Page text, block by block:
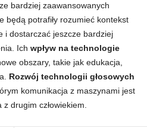
bardziej zaawansowanych
będą potrafiły rozumieć kontekst
i dostarczać jeszcze bardziej
Ich wpływ na technologie
obszary, takie jak edukacja,
Rozwój technologii głosowych
komunikacja z maszynami jest
drugim człowiekiem.